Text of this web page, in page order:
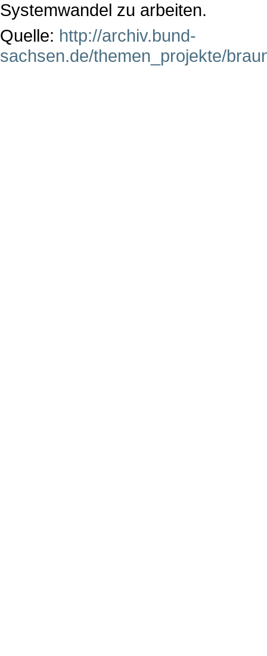
Systemwandel zu arbeiten.
Quelle: http://archiv.bund-
sachsen.de/themen_projekte/